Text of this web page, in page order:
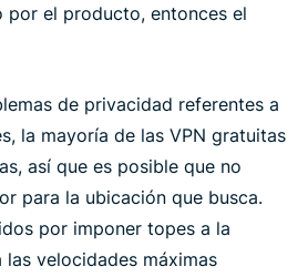
por el producto, entonces el
de privacidad referentes a
la mayoría de las VPN gratuitas
así que es posible que no
para la ubicación que busca.
por imponer topes a la
velocidades máximas